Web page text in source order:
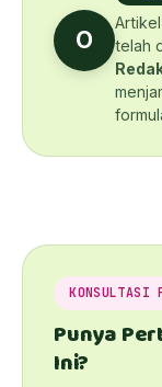
O
telah
KONSULTASI
Punya
Ini?